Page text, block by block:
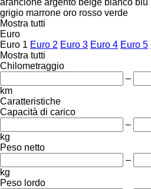
grigio marrone oro rosso verde
Mostra tutti
Euro
Euro 1 Euro 2 Euro 3 Euro 4 Euro 5
Mostra tutti
Chilometraggio
–
km
Caratteristiche
Capacità di carico
–
kg
Peso netto
–
kg
Peso lordo